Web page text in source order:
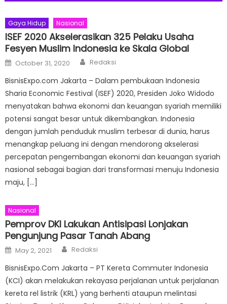
Gaya Hidup Nasional
ISEF 2020 Akselerasikan 325 Pelaku Usaha
Fesyen Muslim Indonesia ke Skala Global
Posted
on
October 31, 2020 Author
Redaksi
BisnisExpo.com Jakarta – Dalam pembukaan Indonesia
Sharia Economic Festival (ISEF) 2020, Presiden Joko Widodo
menyatakan bahwa ekonomi dan keuangan syariah memiliki
potensi sangat besar untuk dikembangkan. Indonesia
dengan jumlah penduduk muslim terbesar di dunia, harus
menangkap peluang ini dengan mendorong akselerasi
percepatan pengembangan ekonomi dan keuangan syariah
nasional sebagai bagian dari transformasi menuju Indonesia
maju, […]
Nasional
Pemprov DKI Lakukan Antisipasi Lonjakan
Pengunjung Pasar Tanah Abang
Posted
on
May 2, 2021 Author
Redaksi
BisnisExpo.Com Jakarta – PT Kereta Commuter Indonesia
(KCI) akan melakukan rekayasa perjalanan untuk perjalanan
kereta rel listrik (KRL) yang berhenti ataupun melintasi